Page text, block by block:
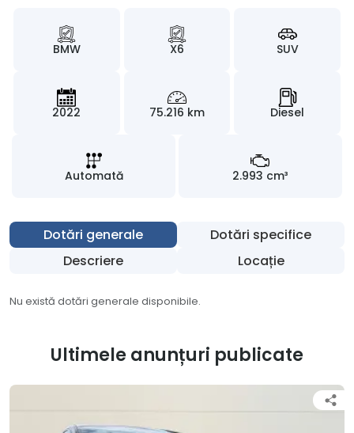
BMW X6 SUV
2022 75.216 km Diesel
Automată 2.993 cm³
Dotări generale
Dotări specifice
Descriere
Locație
Nu există dotări generale disponibile.
Ultimele anunțuri publicate